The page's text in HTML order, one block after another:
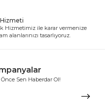
Hizmetimiz ile karar vermenize
alanlarınızı tasarlıyoruz.
Sen Haberdar Ol!